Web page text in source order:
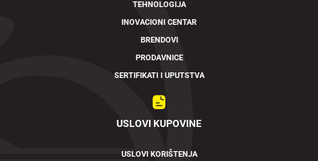
TEHNOLOGIJA
INOVACIONI CENTAR
BRENDOVI
PRODAVNICE
SERTIFIKATI I UPUTSTVA
USLOVI KUPOVINE
USLOVI KORIŠTENJA